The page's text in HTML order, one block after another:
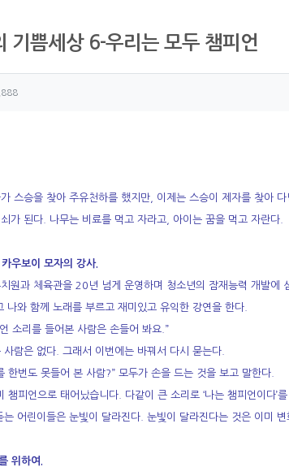
기쁨세상 6-우리는 모두 챔피언
보
조회
보
스승을 찾아 주유천하를 했지만, 이제는 스승이 제자를 찾아
가 된다. 나무는 비료를 먹고 자라고, 아이는 꿈을 먹고 자란다.
우보이 모자의 강사.
원과 체육관을 20년 넘게 운영하며 청소년의 잠재능력 개발
나와 함께 노래를 부르고 재미있고 유익한 강연을 한다.
소리를 들어본 사람은 손들어 봐요.”
사람은 없다. 그래서 이번에는 바꿔서 다시 묻는다.
한번도 못들어 본 사람?” 모두가 손을 드는 것을 보고 말한다.
챔피언으로 태어났습니다. 다같이 큰 소리로 ‘나는 챔피언이다’
는 어린이들은 눈빛이 달라진다. 눈빛이 달라진다는 것은 이미 변
위하여.